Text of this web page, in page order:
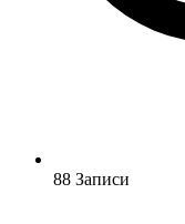
88 Записи